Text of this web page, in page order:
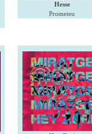
Hesse
Prometeu